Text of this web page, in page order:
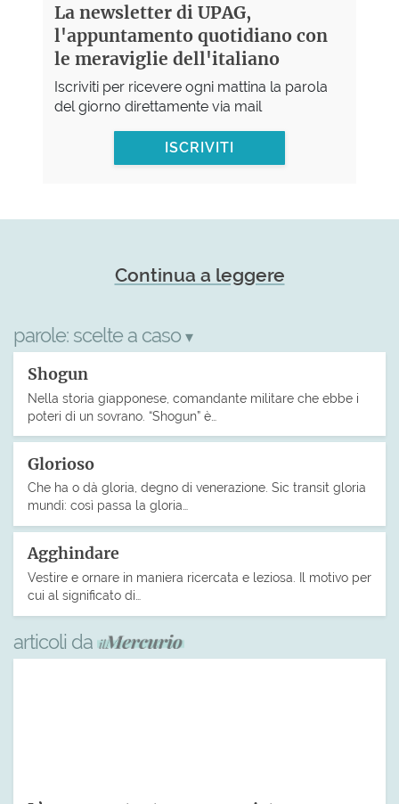
La newsletter di UPAG,
l'appuntamento quotidiano con
le meraviglie dell'italiano
Iscriviti per ricevere ogni mattina la parola
del giorno direttamente via mail
ISCRIVITI
Continua a leggere
parole: scelte a caso ▾
Shogun
Nella storia giapponese, comandante militare che ebbe i
poteri di un sovrano. “Shogun” è…
Glorioso
Che ha o dà gloria, degno di venerazione. Sic transit gloria
mundi: così passa la gloria…
Agghindare
Vestire e ornare in maniera ricercata e leziosa. Il motivo per
cui al significato di…
articoli da